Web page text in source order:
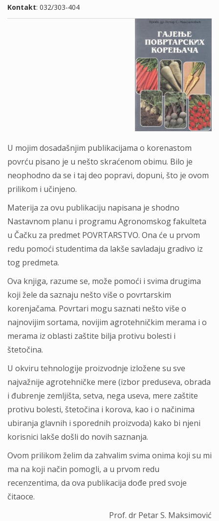
Kontakt: 032/303-404
U mojim dosadašnjim publikacijama o korenastom
povrću pisano je u nešto skraćenom obimu. Bilo je
neophodno da se i taj deo popravi, dopuni, što je ovom
prilikom i učinjeno.
Materija za ovu publikaciju napisana je shodno
Nastavnom planu i programu Agronomskog fakulteta
u Čačku za predmet POVRTARSTVO. Ona će u prvom
redu pomoći studentima da lakše savladaju gradivo iz
tog predmeta.
Ova knjiga, razume se, može pomoći i svima drugima
koji žele da saznaju nešto više o povrtarskim
korenjačama. Povrtari mogu saznati nešto više o
najnovijim sortama, novijim agrotehničkim merama i o
merama iz oblasti zaštite bilja protivu bolesti i
štetočina.
U okviru tehnologije proizvodnje izložene su sve
najvažnije agrotehničke mere (izbor preduseva, obrada
i đubrenje zemljišta, setva, nega useva, mere zaštite
protivu bolesti, štetočina i korova, kao i o načinima
ubiranja glavnih i sporednih proizvoda) kako bi njeni
korisnici lakše došli do novih saznanja.
Ovom prilikom želim da zahvalim svima onima koji su mi
ma na koji način pomogli, a u prvom redu
recenzentima, da ova publikacija dođe pred svoje
čitaoce.
Prof. dr Petar S. Maksimović